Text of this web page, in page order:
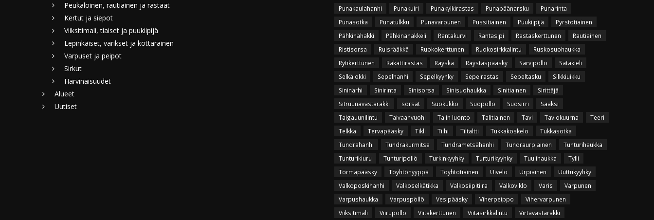
Peukaloinen, rautiainen ja rastaat
Kertut ja siepot
Viiksitimali, tiaiset ja puukiipijä
Lepinkäiset, varikset ja kottarainen
Varpuset ja peipot
Sirkut
Harvinaisuudet
Alueet
Uutiset
Punakaulahanhi
Punakuiri Punakylkirastas Punapäänarsku
Punarinta
Punasotka
Punatulkku Punavarpunen Pussitiainen Puukiipijä
Pyrstötiainen
Pähkinähakki
Pähkinänakkeli Rantakurvi Rantasipi Rastaskerttunen
Rautiainen
Ristisorsa
Ruisrääkkä Ruokokerttunen Ruokosirkkalintu
Ruskosuohaukka
Rytikerttunen
Räkättirastas Räyskä Räystäspääsky Sarvipöllö
Satakieli
Selkälokki
Sepelhanhi Sepelkyyhky Sepelrastas Sepeltasku
Silkkiuikku
Sininärhi
Sinirinta Sinisorsa Sinisuohaukka Sinitiainen
Sirittäjä
Sitruunavästäräkki
sorsat Suokukko Suopöllö Suosirri
Sääksi
Taigauunilintu
Taivaanvuohi Talin luonto Talitiainen Tavi Taviokuurna
Teeri
Telkkä
Tervapääsky Tikli Tilhi Tiltaltti Tukkakoskelo
Tukkasotka
Tundrahanhi
Tundrakurmitsa Tundrametsähanhi Tundraurpiainen
Tunturihaukka
Tunturikiuru
Tunturipöllö Turkinkyyhky Turturikyyhky Tuulihaukka
Tylli
Törmäpääsky
Töyhtöhyyppä Töyhtötiainen Uivelo Urpiainen
Uuttukyyhky
Valkoposkihanhi
Valkoselkätikka Valkosiipitiira Valkoviklo Varis
Varpunen
Varpushaukka
Varpuspöllö Vesipääsky Viherpeippo
Vihervarpunen
Viiksitimali
Viirupöllö Viitakerttunen Viitasirkkalintu Virtavästäräkki